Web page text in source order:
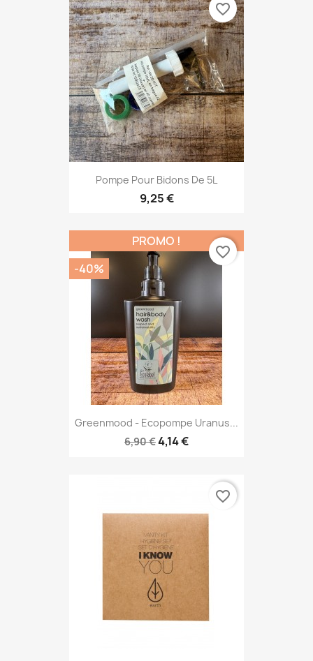
Pompe Pour Bidons De 5L
9,25 €
favorite_border
Greenmood - Ecopompe Uranus...
6,90 €4,14 €
PROMO !
-40%
favorite_border
favorite_border